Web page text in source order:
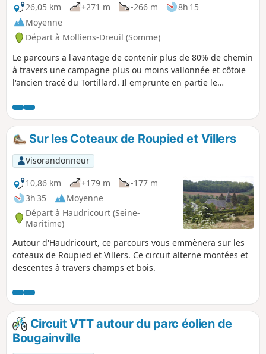
26,05 km
+271 m -266 m
8h 15
Moyenne
Départ à Molliens-Dreuil (Somme)
Le parcours a l'avantage de contenir plus de 80% de chemin
à travers une campagne plus ou moins vallonnée et côtoie
l'ancien tracé du Tortillard. Il emprunte en partie le
Sur les Coteaux de Roupied et Villers
Visorandonneur
10,86 km
+179 m
-177 m
3h 35
Moyenne
Départ à Haudricourt (Seine-
Maritime)
Autour d'Haudricourt, ce parcours vous emmènera sur les
coteaux de Roupied et Villers. Ce circuit alterne montées et
descentes à travers champs et bois.
Circuit VTT autour du parc éolien de
Bougainville